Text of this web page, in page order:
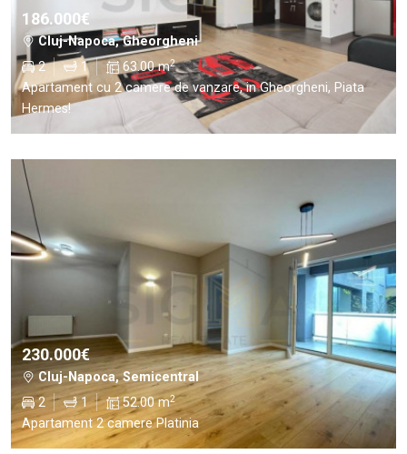
186.000€
Cluj-Napoca, Gheorgheni
2
1 63.00 m2
Apartament cu 2 camere de vanzare, in Gheorgheni, Piata
Hermes!
230.000€
Cluj-Napoca, Semicentral
2
1 52.00 m2
Apartament 2 camere Platinia